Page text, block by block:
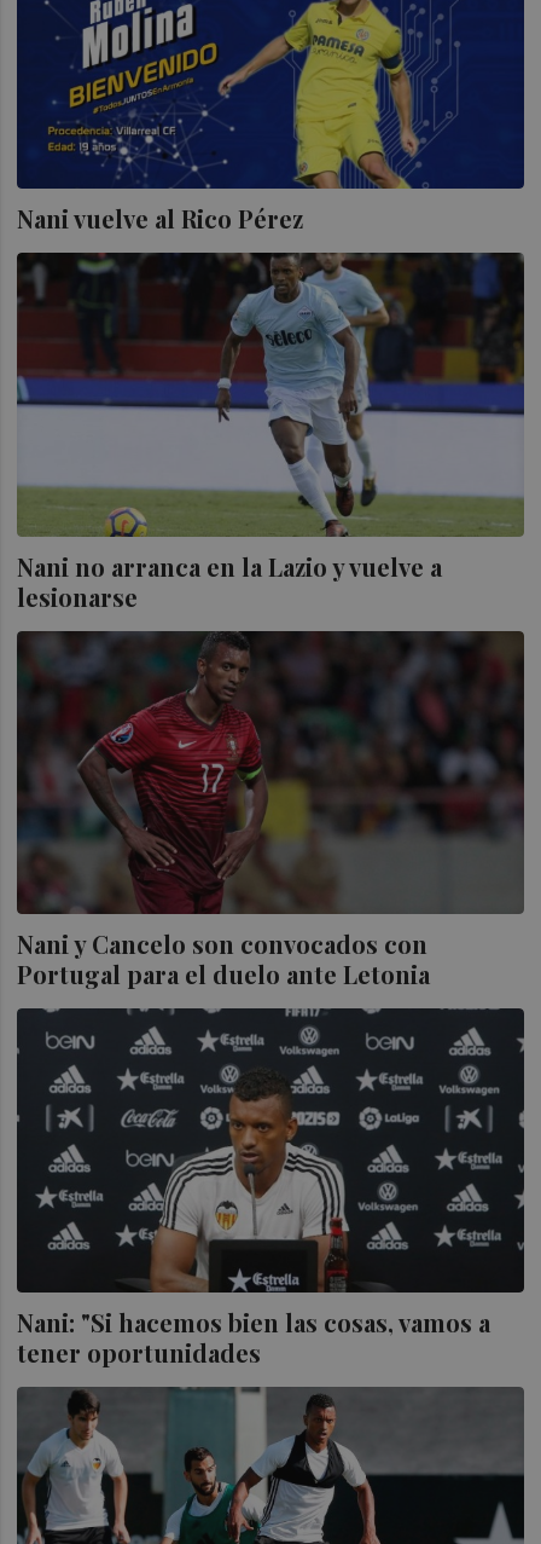
Nani vuelve al Rico Pérez
Nani no arranca en la Lazio y vuelve a
lesionarse
Nani y Cancelo son convocados con
Portugal para el duelo ante Letonia
Nani: "Si hacemos bien las cosas, vamos a
tener oportunidades